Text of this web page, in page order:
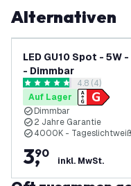
Alternativen
LED GU10 Spot - 5W
- Dimmbar
4.8 Bewertungssterne
4.8 (4)
Auf Lager
Dimmbar
2 Jahre Garantie
4000K - Tageslichtweiß
3,
90
inkl. MwSt.